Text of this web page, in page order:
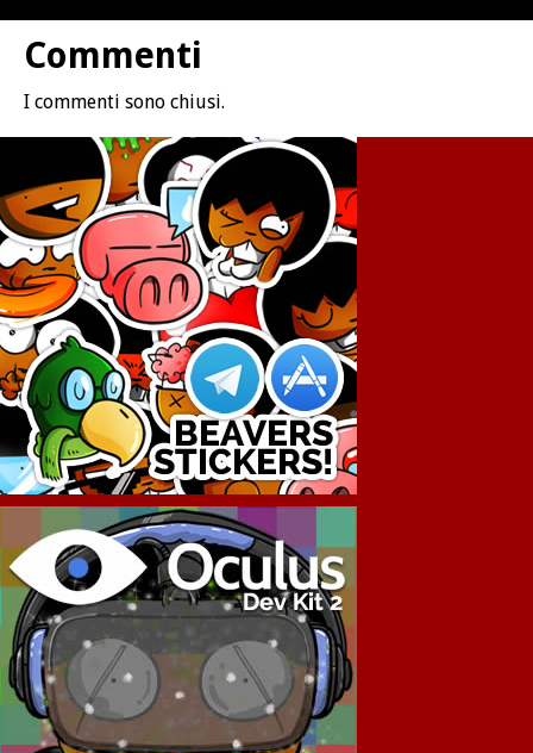
Commenti
I commenti sono chiusi.